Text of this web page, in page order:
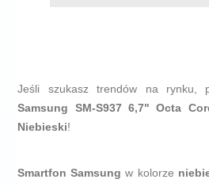
Jeśli szukasz trendów na rynku,
Samsung SM-S937 6,7" Octa
Niebieski!
Smartfon Samsung w kolorze